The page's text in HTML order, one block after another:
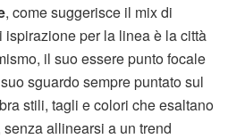
, come suggerisce il mix di
per la linea è la città
il suo essere punto focale
sguardo sempre puntato sul
stili, tagli e colori che esaltano
allinearsi a un trend